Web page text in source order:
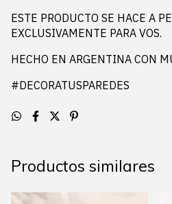
ESTE PRODUCTO SE HACE A
EXCLUSIVAMENTE PARA VOS.
HECHO EN ARGENTINA CON
#DECORATUSPAREDES
Productos similares